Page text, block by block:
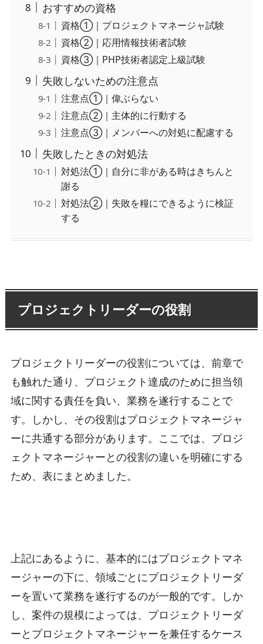
おすすめの資格
資格①｜プロジェクトマネージャ試験
資格②｜応用情報技術者試験
資格③｜PHP技術者認定上級試験
失敗しないための注意点
注意点①｜偉ぶらない
注意点②｜主体的に行動する
注意点③｜メンバーへの対処に配慮する
失敗したときの対処法
対処法①｜自分に非がある時はきちんと
謝る
対処法②｜失敗を糧にできるように検証
する
プロジェクトリーダーの役割
プロジェクトリーダーの役割については、前章で
も触れた通り、プロジェクト達成のために担当領
域に関する責任を負い、業務を遂行することで
す。しかし、その役割はプロジェクトマネージャ
ーに共通する部分があります。ここでは、プロジ
ェクトマネージャーとの役割の違いを明確にする
ため、表にまとめました。
上記にあるように、基本的にはプロジェクトマネ
ージャーの下に、領域ごとにプロジェクトリーダ
ーを置いて業務を遂行するのが一般的です。しか
し、案件の規模によっては、プロジェクトリーダ
ーとプロジェクトマネージャーを兼任するケース